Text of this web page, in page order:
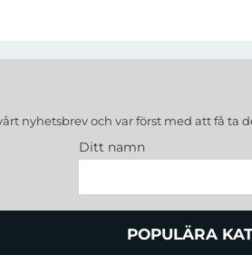
nyhetsbrev och var först med att få ta
Ditt namn
och länkarPOPULÄRA